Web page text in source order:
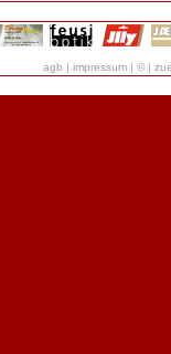
agb | impressum | © |